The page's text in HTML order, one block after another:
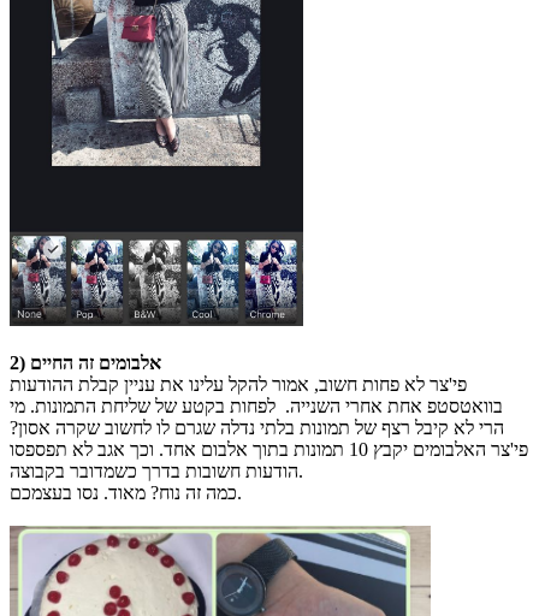
2) אלבומים זה החיים
פי'צר לא פחות חשוב, אמור להקל עלינו את עניין קבלת ההודעות
בוואטסטפ אחת אחרי השנייה. לפחות בקטע של שליחת התמונות. מי
הרי לא קיבל רצף של תמונות בלתי נדלה שגרם לו לחשוב שקרה אסון?
פי'צר האלבומים יקבץ 10 תמונות בתוך אלבום אחד. וכך אגב לא תפספסו
הודעות חשובות בדרך כשמדובר בקבוצה.
כמה זה נוח? מאוד. נסו בעצמכם.